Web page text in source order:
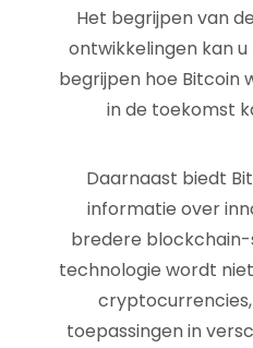
Het begrijpen van
ontwikkelingen kan
begrijpen hoe Bitcoin
in de toekomst
Daarnaast biedt
informatie over
bredere
technologie wordt
toepassingen in